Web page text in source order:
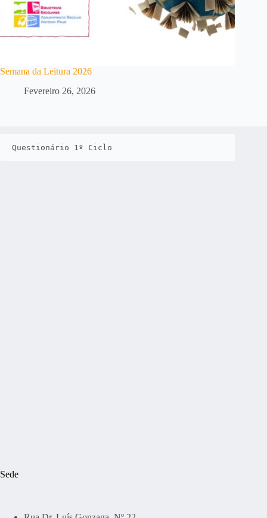
Semana da Leitura 2026
Fevereiro 26, 2026
Questionário 1º Ciclo
Sede